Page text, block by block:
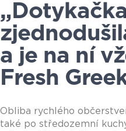
a je na ní
Fresh
Obliba rychlého
také po středozemní